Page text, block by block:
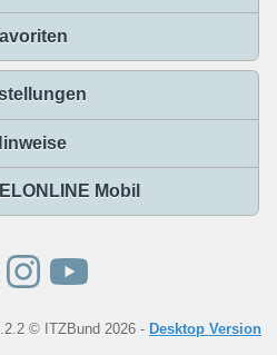
Mobil
© ITZBund 2026 - Desktop Version